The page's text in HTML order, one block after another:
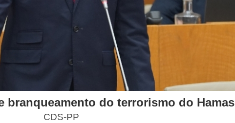
branqueamento do terrorismo do Hamas
CDS-PP